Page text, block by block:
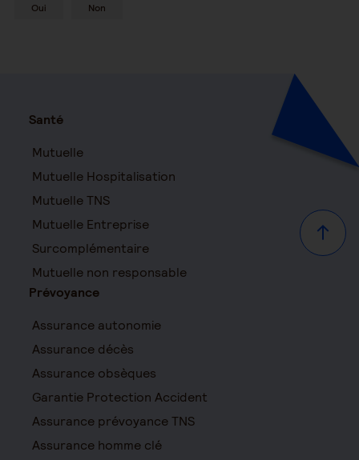
Oui Non
Haut
Santé
Mutuelle
Mutuelle Hospitalisation
Mutuelle TNS
Mutuelle Entreprise
Surcomplémentaire
Mutuelle non responsable
Prévoyance
Assurance autonomie
Assurance décès
Assurance obsèques
Garantie Protection Accident
Assurance prévoyance TNS
Assurance homme clé